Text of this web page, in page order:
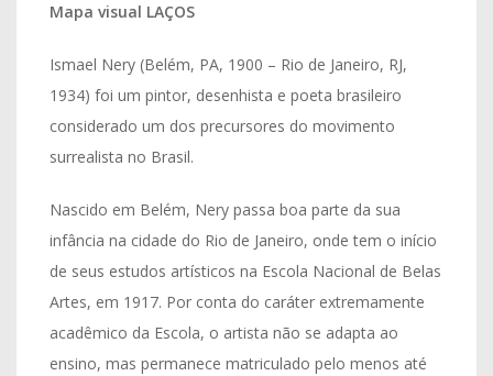
Mapa visual LAÇOS
Ismael Nery (Belém, PA, 1900 – Rio de Janeiro, RJ,
1934) foi um pintor, desenhista e poeta brasileiro
considerado um dos precursores do movimento
surrealista no Brasil.
Nascido em Belém, Nery passa boa parte da sua
infância na cidade do Rio de Janeiro, onde tem o início
de seus estudos artísticos na Escola Nacional de Belas
Artes, em 1917. Por conta do caráter extremamente
acadêmico da Escola, o artista não se adapta ao
ensino, mas permanece matriculado pelo menos até